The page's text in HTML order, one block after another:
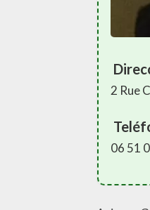
2 Rue
06 51